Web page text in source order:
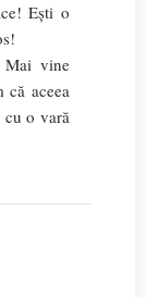
Ești o
vine
că aceea
cu o vară